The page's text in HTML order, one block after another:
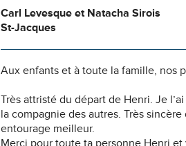
Carl Levesque et Natacha Sirois
St-Jacques
Aux enfants et à toute la famille, nos
Très attristé du départ de Henri. Je
la compagnie des autres. Très
entourage meilleur.
Merci pour toute ta personne Henri